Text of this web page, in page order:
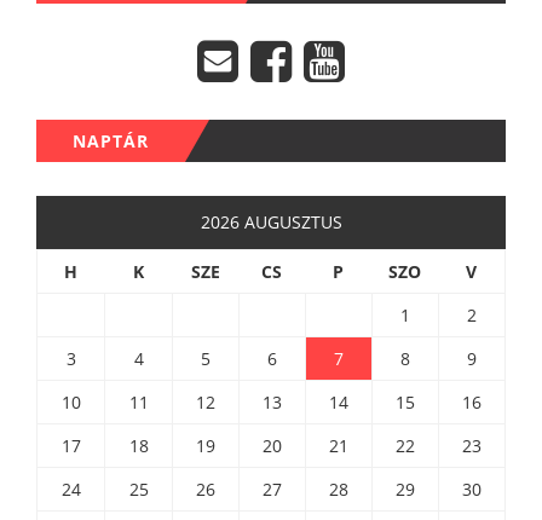
NAPTÁR
2026 AUGUSZTUS
H K SZE CS P SZO
V
1
2
3
4 5 6 7 8
9
10
11 12 13 14 15
16
17
18 19 20 21 22
23
24
25 26 27 28 29
30